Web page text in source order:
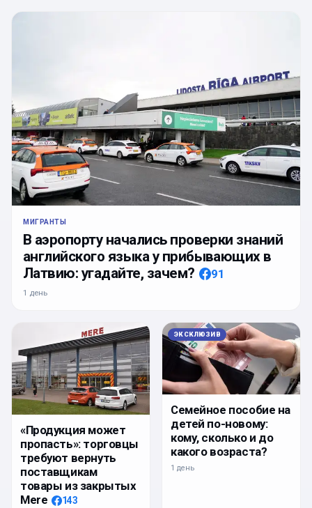
МИГРАНТЫ
В аэропорту начались проверки знаний
английского языка у прибывающих в
Латвию: угадайте, зачем?
91
1 день
«Продукция может
пропасть»: торговцы
требуют вернуть
поставщикам
товары из закрытых
Mere
143
ЭКСКЛЮЗИВ
Семейное пособие на
детей по-новому:
кому, сколько и до
какого возраста?
1 день